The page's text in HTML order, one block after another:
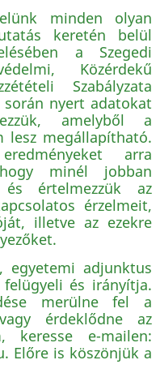
minden olyan
keretén belül
a Szegedi
Közérdekű
Szabályzata
nyert adatokat
amelyből a
lesz megállapítható.
arra
minél jobban
és értelmezzük az
érzelmeit,
illetve az ezekre
egyetemi adjunktus
felügyeli és irányítja.
merülne fel a
érdeklődne az
keresse e-mailen:
Előre is köszönjük a